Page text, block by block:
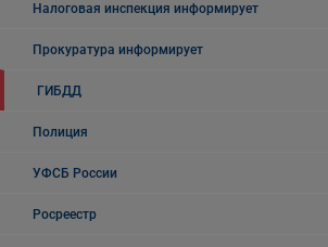
Налоговая инспекция информирует
Прокуратура информирует
ГИБДД
Полиция
УФСБ России
Росреестр